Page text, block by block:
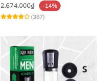
2.674.000₫
-14%
(387)